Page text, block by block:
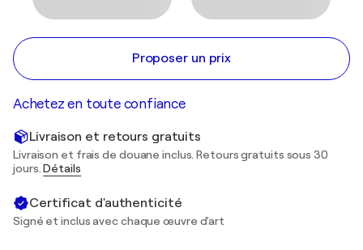
Proposer un prix
Achetez en toute confiance
Livraison et retours gratuits
Livraison et frais de douane inclus. Retours gratuits sous 30
jours.Détails
Certificat d'authenticité
Signé et inclus avec chaque œuvre d'art